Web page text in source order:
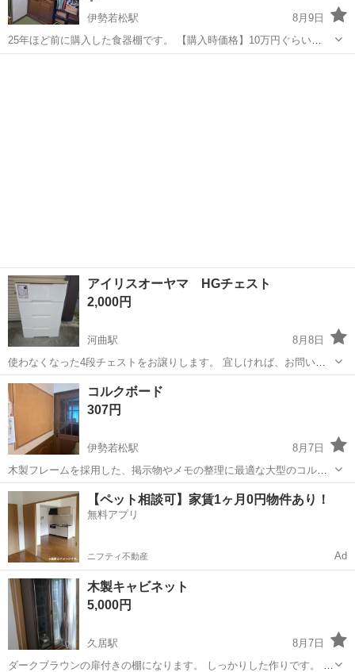
伊勢若松駅
8月9日
25年ほど前に購入した食器棚です。 【購入時価格】10万円ぐらい
【サイズ】縦193cm、横：96cm、奥行き：46cm （大体です） 【ア
アイリスオーヤマ HGチェスト
2,000円
河曲駅
8月8日
使わなくなった4段チェストをお譲りします。 宜しければ、お問い合
わせ下さい。 ◯4段チェストHG-554 ◯大きさ 幅約56センチ×奥行き
約41.5センチ×高さ約81センチ 【希望取引場所】ファミリーマート国
一うねめ店...
三重 鈴鹿市 河曲駅 収納家具
コルクボード
307円
伊勢若松駅
8月7日
木製フレームを採用した、掲示物やメモの整理に最適な大型のコルク
ボードです。 サイズ縦89×横120cm いっぱい、画ビョウによる穴あい
てます。
三重 鈴鹿市 伊勢若松駅 収納家具
【ペット相談可】家賃1ヶ月0円物件あり！
無料アプリ
ニフティ不動産 Ad
木製キャビネット
5,000円
久居駅
8月7日
ダークブラウンの扉付きの棚になります。 しっかりした作りです。 本